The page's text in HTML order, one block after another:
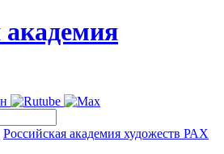
академия
Российская академия художеств РАХ